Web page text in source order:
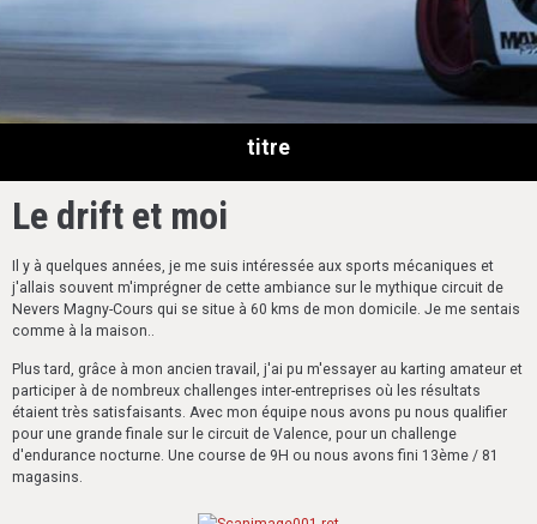
titre
Le drift et moi
Il y à quelques années, je me suis intéressée aux sports mécaniques et
j'allais souvent m'imprégner de cette ambiance sur le mythique circuit de
Nevers Magny-Cours qui se situe à 60 kms de mon domicile. Je me sentais
comme à la maison..
Plus tard, grâce à mon ancien travail, j'ai pu m'essayer au karting amateur et
participer à de nombreux challenges inter-entreprises où les résultats
étaient très satisfaisants. Avec mon équipe nous avons pu nous qualifier
pour une grande finale sur le circuit de Valence, pour un challenge
d'endurance nocturne. Une course de 9H ou nous avons fini 13ème / 81
magasins.